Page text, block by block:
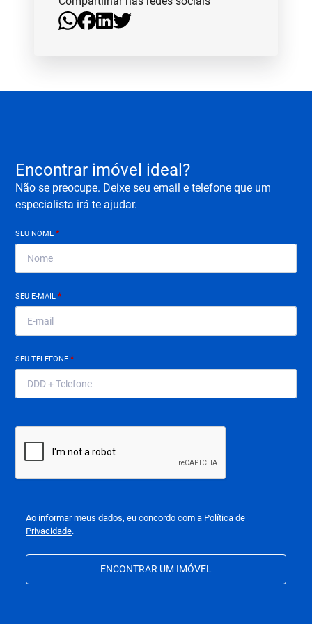
Encontrar imóvel ideal?
Não se preocupe. Deixe seu email e telefone que um
especialista irá te ajudar.
SEU NOME*
SEU E-MAIL*
SEU TELEFONE*
Ao informar meus dados, eu concordo com a Política de
Privacidade.
ENCONTRAR UM IMÓVEL